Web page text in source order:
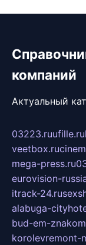
компаний
Актуальный
03223.ruufille.ru
veetbox.ru
mega-press.ru
eurovision-
itrack-24.ru
alabuga-
bud-em-
korolevremont-